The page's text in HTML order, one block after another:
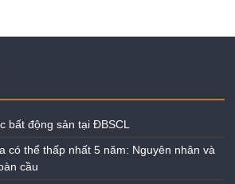
bất động sản tại ĐBSCL
có thể thấp nhất 5 năm: Nguyên nhân và
cầu